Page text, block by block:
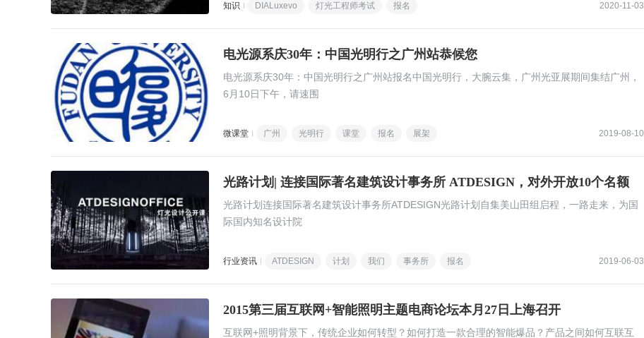
知识 DIALuxevo 灯光工程师考试 报名 2020-11-03
电光源系庆30年：中国光明行之广州站恭候您
电光源系庆30年：中国光明行之广州站报名中国光明行，大腕云集，广州光亚展期间集结广州，
6月10日下午，请速围
微课堂 广州 光明行 课堂 报名 展架 2019-08-10
光路计划| 连接国际著名建筑设计事务所 ATDESIGN，对外开放10个名额
光路计划连接国际著名建筑设计事务所ATDESIGN光路计划自集美山田组启程，一路走来，为国
际国内知名设计院
行业资讯 ATDESIGN 计划 我们 事务所 报名 2019-06-03
2015第三届互联网+智能照明主题电商论坛本月27日上海召开
互联网+照明背景下，传统企业如何转型？如何打造一款合理的智能爆品？产品之间如何互联互